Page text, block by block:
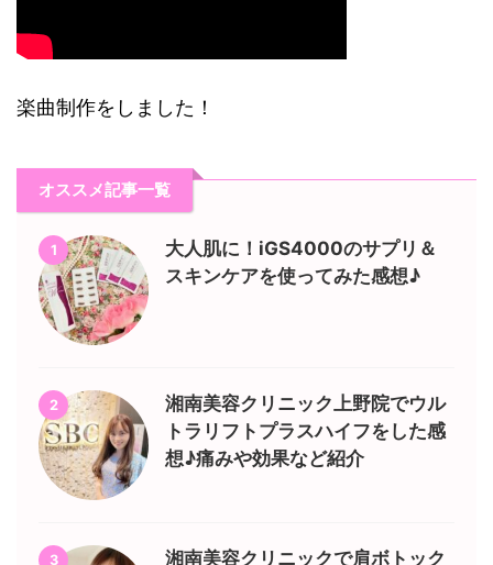
楽曲制作をしました！
オススメ記事一覧
1
大人肌に！iGS4000のサプリ＆
スキンケアを使ってみた感想♪
2
湘南美容クリニック上野院でウル
トラリフトプラスハイフをした感
想♪痛みや効果など紹介
3
湘南美容クリニックで肩ボトック